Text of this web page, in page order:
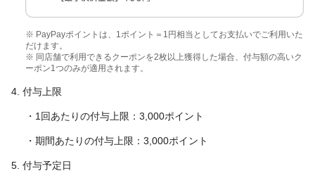
※ PayPayポイントは、1ポイント＝1円相当としてお支払いでご利用いた
だけます。
※ 同店舗で利用できるクーポンを2枚以上獲得した場合、付与額の高いク
ーポン1つのみが適用されます。
4. 付与上限
・1回あたりの付与上限：3,000ポイント
・期間あたりの付与上限：3,000ポイント
5. 付与予定日